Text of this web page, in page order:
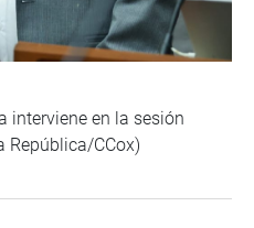
interviene en la sesión
República/CCox)